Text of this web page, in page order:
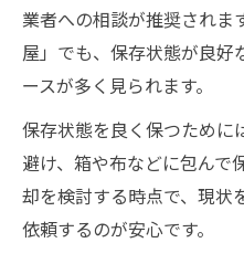
業者への相談が推奨され
屋」でも、保存状態が良好
ースが多く見られます。
保存状態を良く保つために
避け、箱や布などに包んで
却を検討する時点で、現状
依頼するのが安心です。